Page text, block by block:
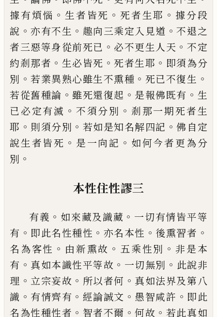
據有煩惱 。 生者皆死 。 死者生耶 。 據分段
說 。亦有不生 。 趣向三乘定入見道 。不退之
者三惡等身從前死已 。 必不更生人天 。 不定
約剎那者 。 生必皆死 。死者生耶 。 即須為分
別 。若業異熟心雖生不熏種 。 死已不復生 。
若從舊種論 。雖死還復起 。 是報佛既有 。 生
已必定有滅 。 不須分別 。 剎那一期死者生
耶 。 則須分別 。 若如是知名解四記 。佛自定
說生者皆死 。 是一向記 。 如何今者更為分
別 。
本性住性謬三
有義 。 如來藏及識藏 。 一切有情皆平等
有 。 即此名性種性 。 亦名本性 。 後熏習者 。
名為客性 。 由新熏故 。 五乘性別 。 非是本
有 。 真如本識性平等故 。 一切無別 。 此說非
理 。 立宗妄故 。 所以者何 。 真如法界及第八
識 。 有情齊有 。 經論誠文 。 愚智咸許 。 即此
名為性種性者 。 智者不爾 。何故 。 若此真如